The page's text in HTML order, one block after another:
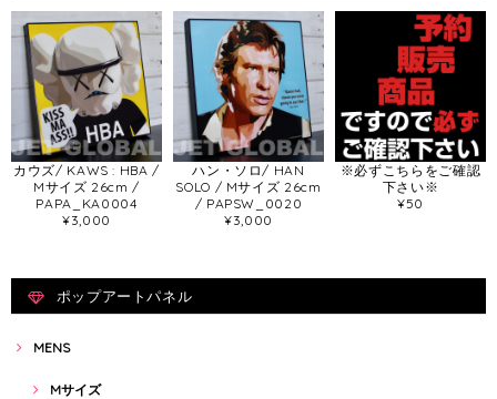
カウズ/ KAWS : HBA /
Mサイズ 26cm /
PAPA_KA0004
¥3,000
ハン・ソロ/ HAN
SOLO / Mサイズ 26cm
/ PAPSW_0020
¥3,000
※必ずこちらをご確認
下さい※
¥50
ポップアートパネル
MENS
Mサイズ